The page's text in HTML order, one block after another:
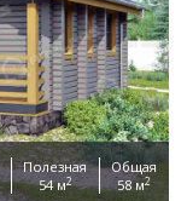
Полезная
54 м2
Общая
58 м2